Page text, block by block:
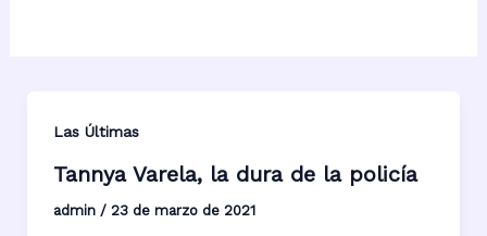
Las Últimas
Tannya Varela, la dura de la policía
admin / 23 de marzo de 2021